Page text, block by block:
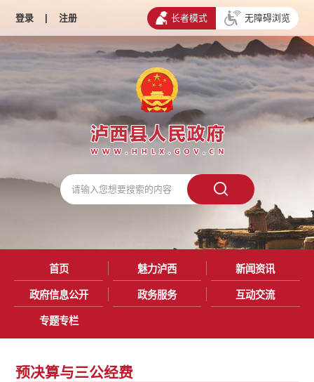
登录 | 注册 长者模式 无障碍浏览
首页 魅力泸西 新闻资讯
政府信息公开 政务服务 互动交流
专题专栏
预决算与三公经费